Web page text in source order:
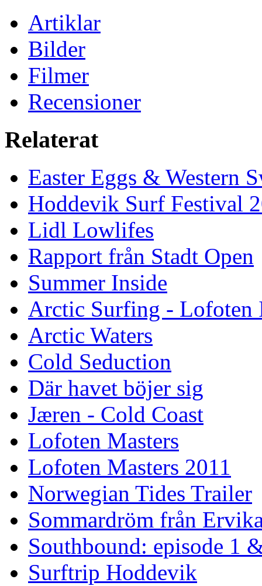
Artiklar
Bilder
Filmer
Recensioner
Relaterat
Easter Eggs & Western
Hoddevik Surf Festival
Lidl Lowlifes
Rapport från Stadt Open
Summer Inside
Arctic Surfing - Lofoten
Arctic Waters
Cold Seduction
Där havet böjer sig
Jæren - Cold Coast
Lofoten Masters
Lofoten Masters 2011
Norwegian Tides Trailer
Sommardröm från
Southbound: episode 1
Surftrip Hoddevik